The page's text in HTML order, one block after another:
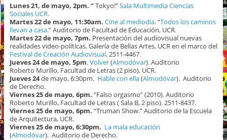
Lunes 21, de mayo, 2pm. ”Tokyo!”Sala Multimedia Ciencias
Sociales UCR.
Martes 22 de mayo, 11:30am. Cine al mediodia. “Todos los caminos
llevan a casa.” Auditorio de Facultad de Educación, UCR.
Martes 22 de mayo, 7pm. Presentación del audiovisual nuevas
realidades video-políticas. Galería de Bellas Artes, UCR en el marco del
Festival de Creación Audiovisual. 2511-4467.
Jueves 24 de mayo, 5pm.Volver(Almodóvar). Auditorio
Roberto Murillo, Facultad de Letras (2 piso), UCR.
Jueves 24de mayo, 6:30pm. Hable con ella(Almodóvar). Auditorio
de Derecho.
Viernes 25 de mayo, 6pm. “Falso orgasmo” (2010). Auditorio
Roberto Murillo, Facultad de Letras ( Sala B, 2 piso). 2511-8437.
Viernes 25 de mayo, 6pm. “Truman Show.”Auditorio de la Escuela
de Arquitectura, UCR.
Viernes 25 de mayo, 6:30pm. La mala educación
(Almodóvar). Auditorio de Derecho.